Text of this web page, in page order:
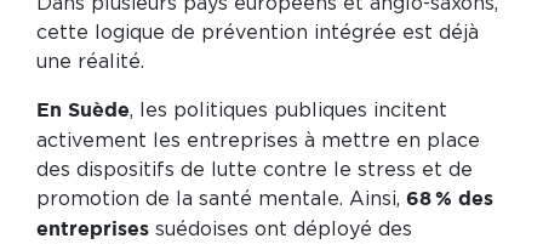
cette logique de prévention intégrée est déjà
une réalité.
En Suède, les politiques publiques incitent
activement les entreprises à mettre en place
des dispositifs de lutte contre le stress et de
promotion de la santé mentale. Ainsi, 68 % des
entreprises suédoises ont déployé des